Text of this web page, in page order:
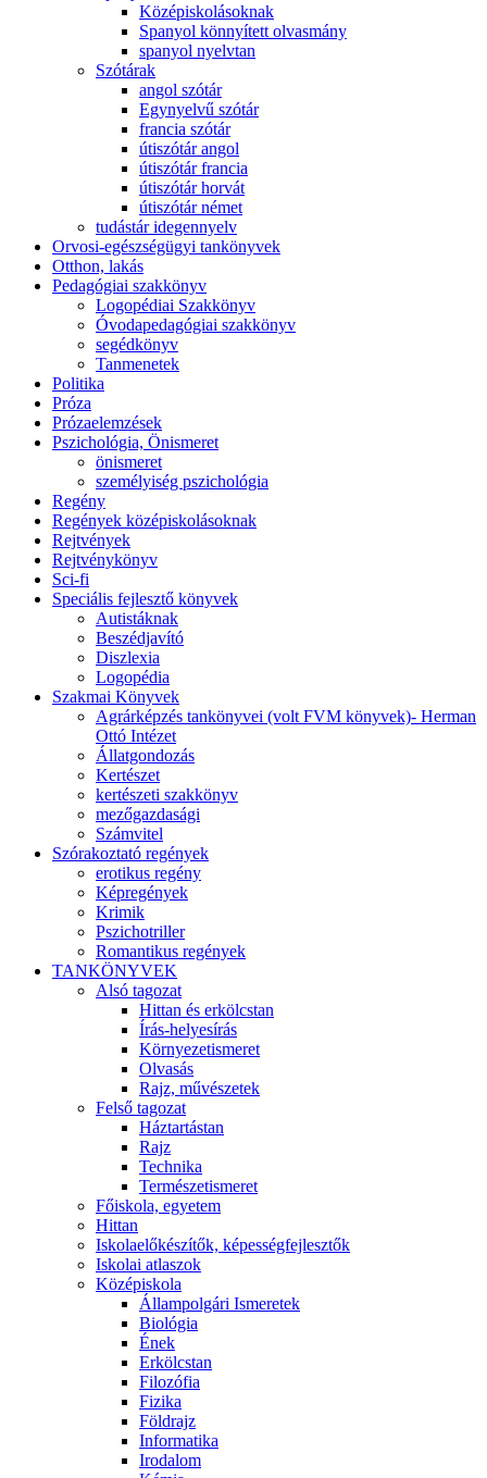
Középiskolásoknak
Spanyol könnyített olvasmány
spanyol nyelvtan
Szótárak
angol szótár
Egynyelvű szótár
francia szótár
útiszótár angol
útiszótár francia
útiszótár horvát
útiszótár német
tudástár idegennyelv
Orvosi-egészségügyi tankönyvek
Otthon, lakás
Pedagógiai szakkönyv
Logopédiai Szakkönyv
Óvodapedagógiai szakkönyv
segédkönyv
Tanmenetek
Politika
Próza
Prózaelemzések
Pszichológia, Önismeret
önismeret
személyiség pszichológia
Regény
Regények középiskolásoknak
Rejtvények
Rejtvénykönyv
Sci-fi
Speciális fejlesztő könyvek
Autistáknak
Beszédjavító
Diszlexia
Logopédia
Szakmai Könyvek
Agrárképzés tankönyvei (volt FVM könyvek)- Herman
Ottó Intézet
Állatgondozás
Kertészet
kertészeti szakkönyv
mezőgazdasági
Számvitel
Szórakoztató regények
erotikus regény
Képregények
Krimik
Pszichotriller
Romantikus regények
TANKÖNYVEK
Alsó tagozat
Hittan és erkölcstan
Írás-helyesírás
Környezetismeret
Olvasás
Rajz, művészetek
Felső tagozat
Háztartástan
Rajz
Technika
Természetismeret
Főiskola, egyetem
Hittan
Iskolaelőkészítők, képességfejlesztők
Iskolai atlaszok
Középiskola
Állampolgári Ismeretek
Biológia
Ének
Erkölcstan
Filozófia
Fizika
Földrajz
Informatika
Irodalom